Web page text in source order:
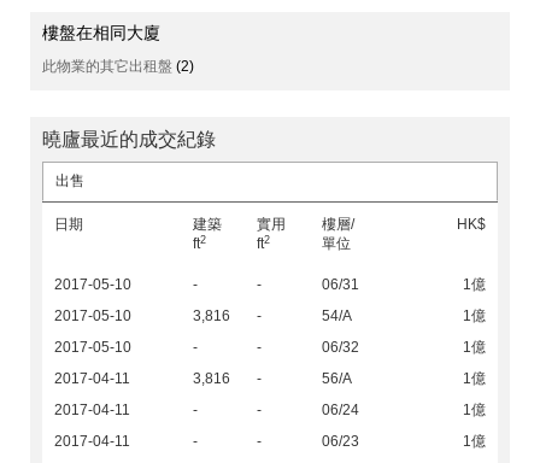
樓盤在相同大廈
此物業的其它出租盤 (2)
曉廬最近的成交紀錄
出售
日期
建築
ft2
實用
ft2
樓層/
單位
HK$
2017-05-10 - - 06/31
1億
2017-05-10
3,816 - 54/A
1億
2017-05-10
- - 06/32
1億
2017-04-11
3,816 - 56/A
1億
2017-04-11
- - 06/24
1億
2017-04-11
- - 06/23
1億